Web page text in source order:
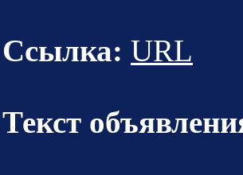
Ссылка: URL
Текст